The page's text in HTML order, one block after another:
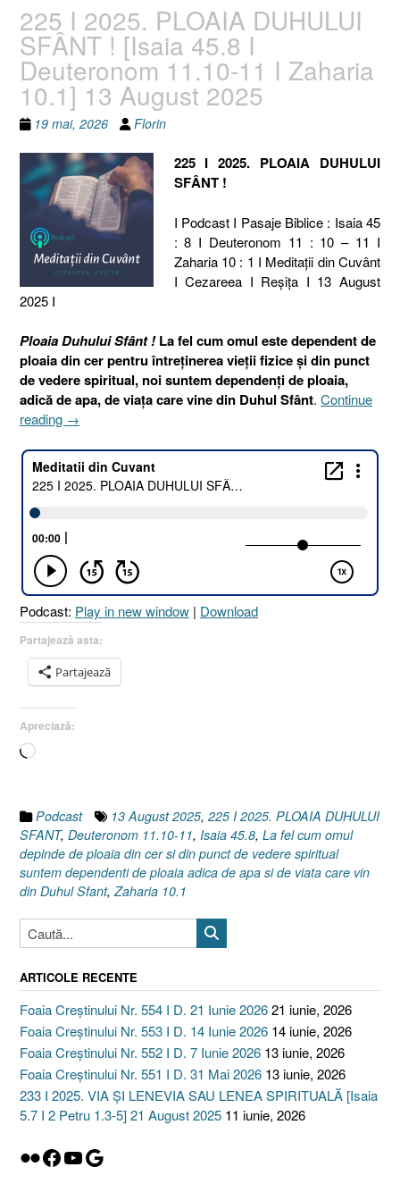
225 I 2025. PLOAIA DUHULUI
SFÂNT ! [Isaia 45.8 I
Deuteronom 11.10-11 I Zaharia
10.1] 13 August 2025
19 mai, 2026 Florin
225 I 2025. PLOAIA DUHULUI
SFÂNT !
I Podcast I Pasaje Biblice : Isaia 45
: 8 I Deuteronom 11 : 10 – 11 I
Zaharia 10 : 1 I Meditaţii din Cuvânt
I Cezareea I Reşiţa I 13 August
2025 I
Ploaia Duhului Sfânt ! La fel cum omul este dependent de
ploaia din cer pentru întreținerea vieții fizice și din punct
de vedere spiritual, noi suntem dependenți de ploaia,
adică de apa, de viața care vine din Duhul Sfânt. Continue
reading „225
2025.
PLOAIA
DUHULUI
!
[Isaia
45.8
I
Deuteronom
11.10-
11
I
10.1]
13
→
Podcast: Play in new window | Download
Partajează asta:
Partajează
Apreciază:
Încarc...
Podcast 13 August 2025, 225 I 2025. PLOAIA DUHULUI
SFANT, Deuteronom 11.10-11, Isaia 45.8, La fel cum omul
depinde de ploaia din cer si din punct de vedere spiritual
suntem dependenti de ploaia adica de apa si de viata care vin
din Duhul Sfant,Zaharia 10.1
ARTICOLE RECENTE
Foaia Creștinului Nr. 554 I D. 21 Iunie 202621 iunie, 2026
Foaia Creștinului Nr. 553 I D. 14 Iunie 2026 14 iunie, 2026
Foaia Creștinului Nr. 552 I D. 7 Iunie 2026 13 iunie, 2026
Foaia Creștinului Nr. 551 I D. 31 Mai 2026 13 iunie, 2026
233 I 2025. VIA ȘI LENEVIA SAU LENEA SPIRITUALĂ [Isaia
5.7 I 2 Petru 1.3-5] 21 August 2025 11 iunie, 2026
Flickr
Facebook
YouTube
Google